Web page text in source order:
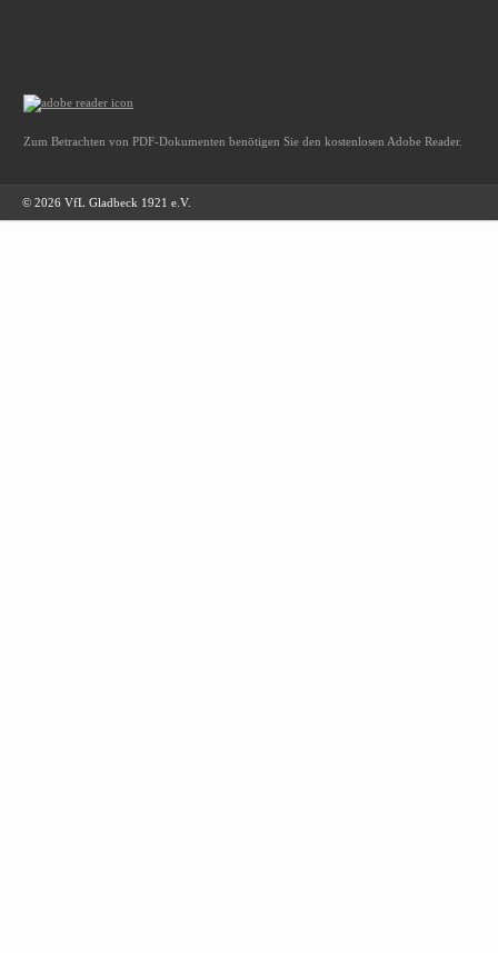
Zum Betrachten von PDF-Dokumenten benötigen Sie den kostenlosen Adobe Reader.
© 2026 VfL Gladbeck 1921 e.V.